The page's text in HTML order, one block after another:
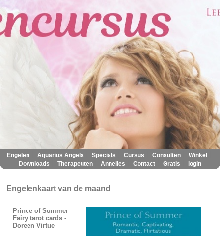
Engelen Aquarius Angels Specials Cursus Consulten Winkel
Downloads Therapeuten Annelies Contact Gratis login
Engelenkaart van de maand
Prince of Summer
Fairy tarot cards -
Doreen Virtue